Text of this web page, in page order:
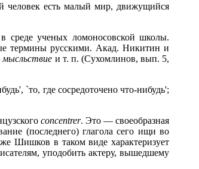
человек есть малый мир, движущийся
среде ученых ломоносовской школы.
термины русскими. Акад. Никитин и
и т. п. (Сухомлинов, вып. 5,
`то, где сосредоточено что-нибудь';
concentrer. Это — своеобразная
(последнего) глагола сего ищи во
Шишков в таком виде характеризует
уподобить актеру, вышедшему